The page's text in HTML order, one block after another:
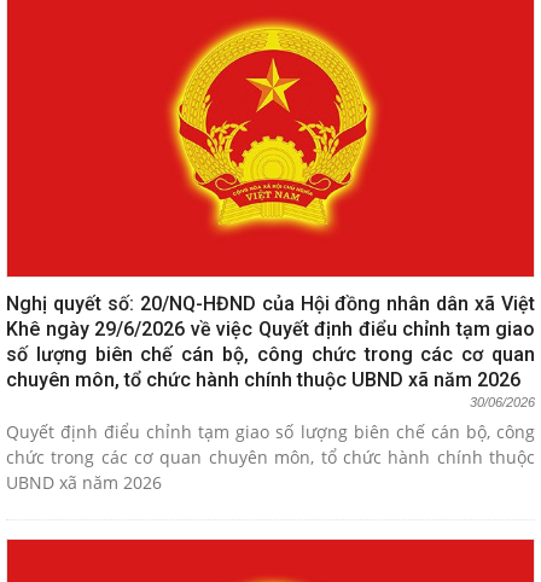
Nghị quyết số: 20/NQ-HĐND của Hội đồng nhân dân xã Việt
Khê ngày 29/6/2026 về việc Quyết định điểu chỉnh tạm giao
số lượng biên chế cán bộ, công chức trong các cơ quan
chuyên môn, tổ chức hành chính thuộc UBND xã năm 2026
30/06/2026
Quyết định điểu chỉnh tạm giao số lượng biên chế cán bộ, công
chức trong các cơ quan chuyên môn, tổ chức hành chính thuộc
UBND xã năm 2026